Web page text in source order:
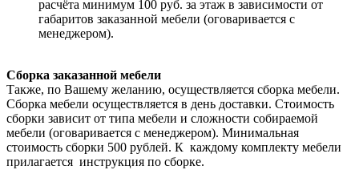
расчёта минимум 100 руб. за этаж в зависимости от
габаритов заказанной мебели (оговаривается с
менеджером).
Сборка заказанной мебели
Также, по Вашему желанию, осуществляется сборка мебели.
Сборка мебели осуществляется в день доставки. Стоимость
сборки зависит от типа мебели и сложности собираемой
мебели (оговаривается с менеджером). Минимальная
стоимость сборки 500 рублей. К каждому комплекту мебели
прилагается инструкция по сборке.